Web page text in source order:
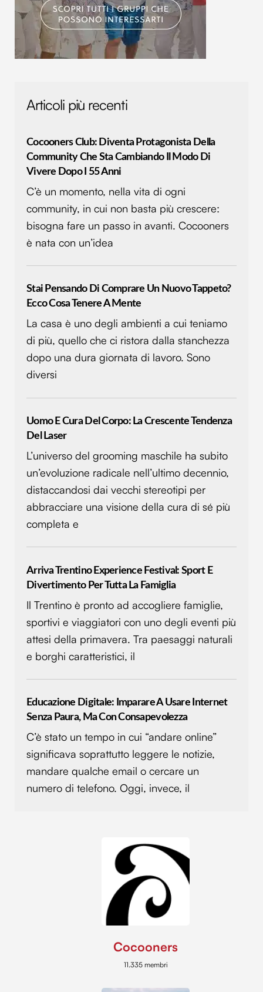
Utilizziamo i cookie per personalizzare contenuti ed
annunci, per fornire funzionalità dei social media e per
analizzare il nostro traffico. Condividiamo inoltre
informazioni sul modo in cui utilizzi il nostro sito con i
con altre informazioni che hai fornito loro o che hanno
raccolto dal tuo utilizzo dei loro servizi.
Articoli più recenti
Cocooners Club: Diventa Protagonista Della
Community Che Sta Cambiando Il Modo Di
Vivere Dopo I 55 Anni
C’è un momento, nella vita di ogni
community, in cui non basta più crescere:
bisogna fare un passo in avanti. Cocooners
è nata con un’idea
Stai Pensando Di Comprare Un Nuovo Tappeto?
Ecco Cosa Tenere A Mente
La casa è uno degli ambienti a cui teniamo
di più, quello che ci ristora dalla stanchezza
dopo una dura giornata di lavoro. Sono
diversi
Uomo E Cura Del Corpo: La Crescente Tendenza
Del Laser
L’universo del grooming maschile ha subito
un’evoluzione radicale nell’ultimo decennio,
distaccandosi dai vecchi stereotipi per
abbracciare una visione della cura di sé più
completa e
Arriva Trentino Experience Festival: Sport E
Divertimento Per Tutta La Famiglia
Il Trentino è pronto ad accogliere famiglie,
sportivi e viaggiatori con uno degli eventi più
attesi della primavera. Tra paesaggi naturali
e borghi caratteristici, il
Educazione Digitale: Imparare A Usare Internet
Senza Paura, Ma Con Consapevolezza
C’è stato un tempo in cui “andare online”
significava soprattutto leggere le notizie,
mandare qualche email o cercare un
numero di telefono. Oggi, invece, il
Cocooners
11.335 membri